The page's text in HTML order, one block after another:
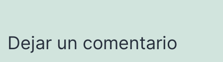
Dejar un comentario